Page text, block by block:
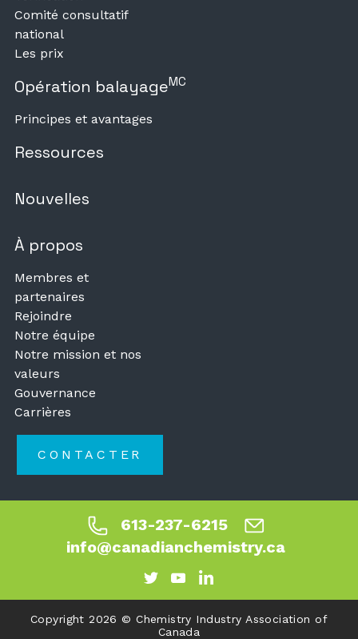
Comité consultatif
national
Les prix
Opération balayageMC
Principes et avantages
Ressources
Nouvelles
À propos
Membres et
partenaires
Rejoindre
Notre équipe
Notre mission et nos
valeurs
Gouvernance
Carrières
CONTACTER
613-237-6215
info@canadianchemistry.ca
Copyright 2026 © Chemistry Industry Association of
Canada